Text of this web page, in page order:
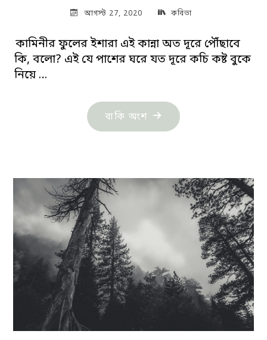
আগস্ট 27, 2020 কবিতা
কামিনীর ফুলের ইশারা এই কান্না অত দূরে পৌঁছাবে
কি, বলো? এই যে পাশের ঘরে যত দূরে কচি কষ্ট বুকে
নিয়ে …
বাকি অংশ "সেলিম
রেজা
কবিতা"